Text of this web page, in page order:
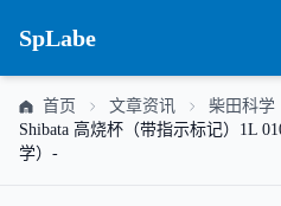
SpLabe
首页 文章资讯
柴田科学
Shibata 高烧杯（带指示标记）1L
学）-